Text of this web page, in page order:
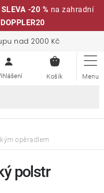
SLEVA -20 % na zahradní
DOPPLER20
nad 2000 Kč
KOŠÍK
opěradlem
polstr